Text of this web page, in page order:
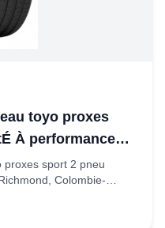
toyo proxes
À performance
proxes sport 2 pneu
Colombie-